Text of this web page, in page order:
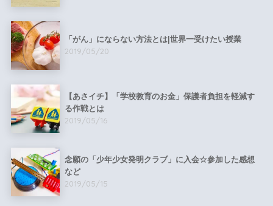
「がん」にならない方法とは|世界一受けたい授業
2019/05/20
【あさイチ】「学校教育のお金」保護者負担を軽減す
る作戦とは
2019/05/16
念願の「少年少女発明クラブ」に入会☆参加した感想
など
2019/05/15